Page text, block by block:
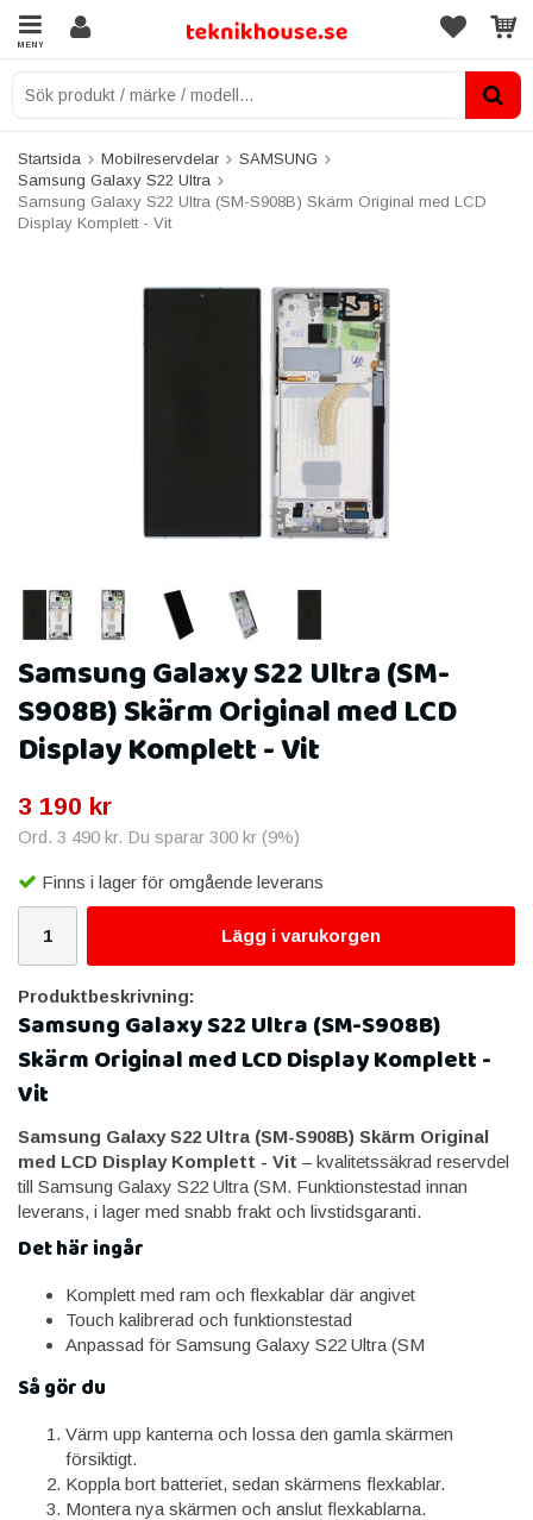
MENY
Startsida Mobilreservdelar
SAMSUNG
Samsung Galaxy S22 Ultra
Samsung Galaxy S22 Ultra (SM-S908B) Skärm Original med LCD
Display Komplett - Vit
Samsung Galaxy S22 Ultra (SM-
S908B) Skärm Original med LCD
Display Komplett - Vit
3 190 kr
Ord. 3 490 kr. Du sparar 300 kr (9%)
Finns i lager för omgående leverans
Lägg i varukorgen
Produktbeskrivning:
Samsung Galaxy S22 Ultra (SM-S908B)
Skärm Original med LCD Display Komplett -
Vit
Samsung Galaxy S22 Ultra (SM-S908B) Skärm Original
med LCD Display Komplett - Vit – kvalitetssäkrad reservdel
till Samsung Galaxy S22 Ultra (SM. Funktionstestad innan
leverans, i lager med snabb frakt och livstidsgaranti.
Det här ingår
Komplett med ram och flexkablar där angivet
Touch kalibrerad och funktionstestad
Anpassad för Samsung Galaxy S22 Ultra (SM
Så gör du
Värm upp kanterna och lossa den gamla skärmen
försiktigt.
Koppla bort batteriet, sedan skärmens flexkablar.
Montera nya skärmen och anslut flexkablarna.